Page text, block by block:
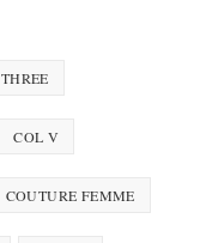
COL V
COUTURE FEMME